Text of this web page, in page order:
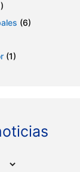
(6)
(1)